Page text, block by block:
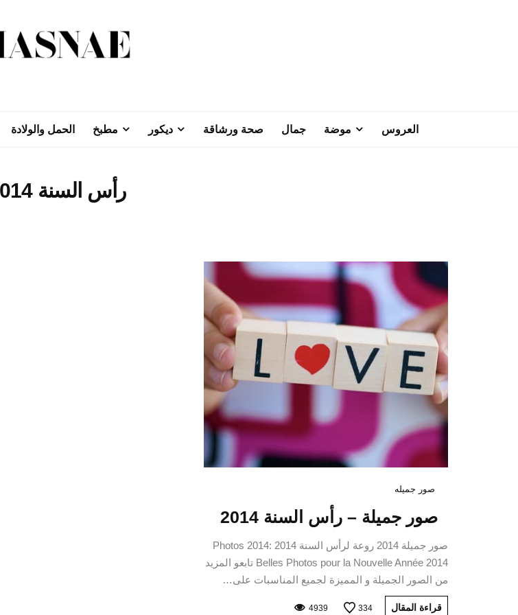
العروس موضة جمال صحة ورشاقة ديكور مطبخ الحمل والولادة
رأس السنة 2014
صور جميله
صور جميلة – رأس السنة 2014
صور جميلة 2014 روعة لرأس السنة 2014 Photos 2014:
Belles Photos pour la Nouvelle Année 2014 تابعو المزيد
من الصور الجميلة و المميزة لجميع المناسبات على…
قراءة المقال 334
4939